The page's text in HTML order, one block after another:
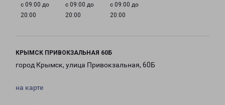
с 09:00 до
20:00
с 09:00 до
20:00
с 09:00 до
20:00
КРЫМСК ПРИВОКЗАЛЬНАЯ 60Б
город Крымск, улица Привокзальная, 60Б
на карте